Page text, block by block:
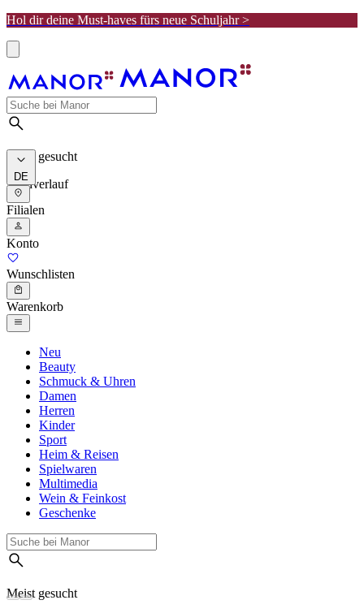
Hol dir deine Must-haves fürs neue Schuljahr >
Meist gesucht
Suchverlauf
DE
Filialen
Konto
Wunschlisten
Warenkorb
Neu
Beauty
Schmuck & Uhren
Damen
Herren
Kinder
Sport
Heim & Reisen
Spielwaren
Multimedia
Wein & Feinkost
Geschenke
Meist gesucht